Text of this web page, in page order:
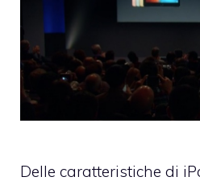
Delle caratteristiche di